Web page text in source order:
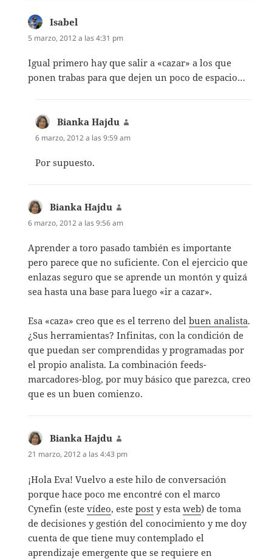
Isabel
5 marzo, 2012 a las 4:31 pm
Igual primero hay que salir a «cazar» a los que
ponen trabas para que dejen un poco de espacio…
Bianka Hajdu
6 marzo, 2012 a las 9:59 am
Por supuesto.
Bianka Hajdu
6 marzo, 2012 a las 9:56 am
Aprender a toro pasado también es importante
pero parece que no suficiente. Con el ejercicio que
enlazas seguro que se aprende un montón y quizá
sea hasta una base para luego «ir a cazar».
Esa «caza» creo que es el terreno delbuen analista.
¿Sus herramientas? Infinitas, con la condición de
que puedan ser comprendidas y programadas por
el propio analista. La combinación feeds-
marcadores-blog, por muy básico que parezca, creo
que es un buen comienzo.
Bianka Hajdu
21 marzo, 2012 a las 4:43 pm
¡Hola Eva! Vuelvo a este hilo de conversación
porque hace poco me encontré con el marco
Cynefin (estevídeo, estepost y estaweb) de toma
de decisiones y gestión del conocimiento y me doy
cuenta de que tiene muy contemplado el
aprendizaje emergente que se requiere en